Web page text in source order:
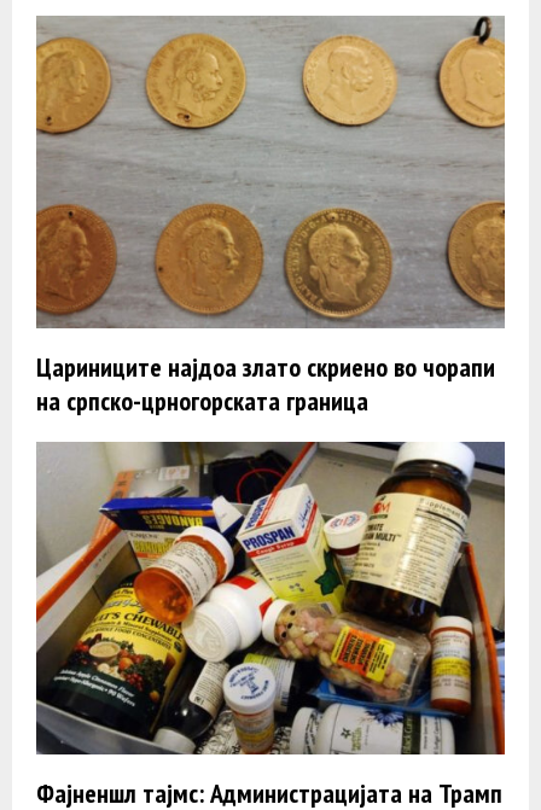
Цариниците најдоа злато скриено во чорапи
на српско-црногорската граница
Фајненшл тајмс: Администрацијата на Трамп